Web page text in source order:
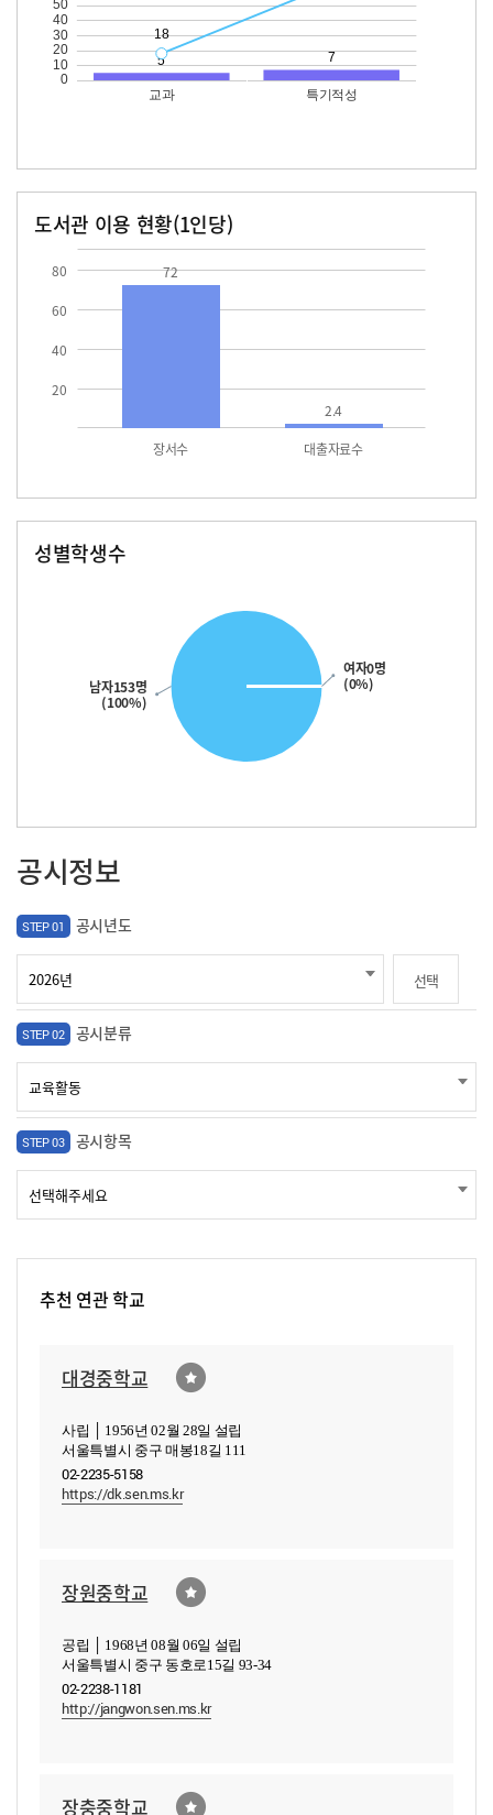
도서관 이용 현황(1인당)
20
40
60
80
장서수 대출자료수
72
2.4
성별학생수
남자153명
(100%)
여자0명
(0%)
공시정보
STEP 01 공시년도
선택
STEP 02 공시분류
STEP 03 공시항목
추천 연관 학교
대경중학교
사립 │ 1956년 02월 28일 설립
서울특별시 중구 매봉18길 111
02-2235-5158
https://dk.sen.ms.kr
장원중학교
공립 │ 1968년 08월 06일 설립
서울특별시 중구 동호로15길 93-34
02-2238-1181
http://jangwon.sen.ms.kr
장충중학교